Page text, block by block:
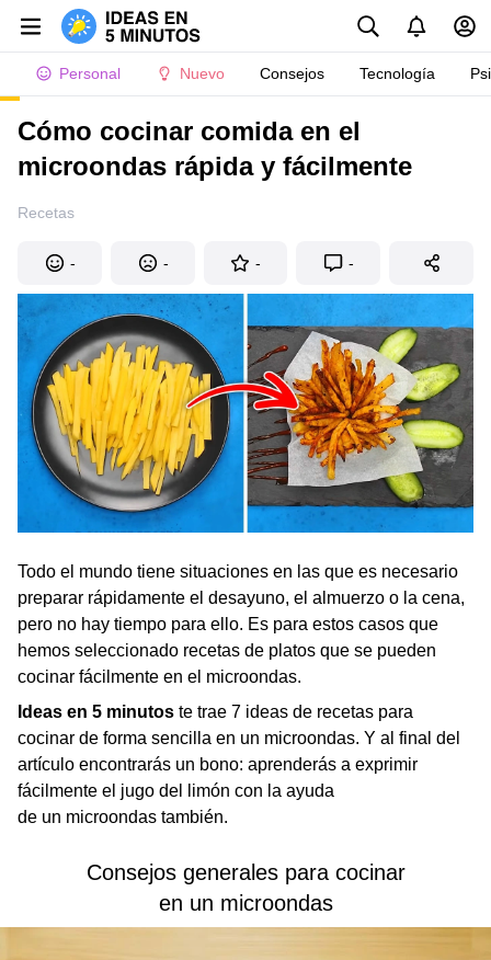
Personal Nuevo Consejos Tecnología
Cómo cocinar comida en el
microondas rápida y fácilmente
Recetas
- - - -
Todo el mundo tiene situaciones en las que es necesario
preparar rápidamente el desayuno, el almuerzo o la cena,
pero no hay tiempo para ello. Es para estos casos que
hemos seleccionado recetas de platos que se pueden
cocinar fácilmente en el microondas.
Ideas en 5 minutos te trae 7 ideas de recetas para
cocinar de forma sencilla en un microondas. Y al final del
artículo encontrarás un bono: aprenderás a exprimir
fácilmente el jugo del limón con la ayuda
de un microondas también.
Consejos generales para cocinar
en un microondas